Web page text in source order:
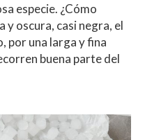
especie. ¿Cómo
y oscura, casi negra, el
por una larga y fina
buena parte del